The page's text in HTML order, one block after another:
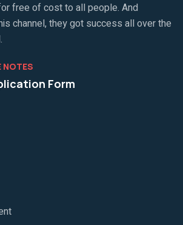
free of cost to all people. And
channel, they got success all over the
NOTES
Form